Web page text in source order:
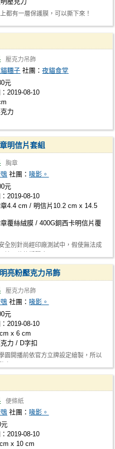
都有一層保護膜，可以撕下來！
壓克力吊飾
糰子 社團：夜貓食堂
元
2019-08-10
力
明信片套組
胸章
社團： 喙影。
元
2019-08-10
4.4 cm / 明信片10.2 cm x 14.5
覆絲絨膜 / 400G銅西卡明信片覆
全別針尚經印廠測試中，假使無法成
亮粉壓克力吊飾
壓克力吊飾
社團： 喙影。
元
2019-08-10
x 6 cm
力 / D字扣
園開播前依官方立牌設定繪製，所以
便條紙
社團： 喙影。
2019-08-10
x 10 cm